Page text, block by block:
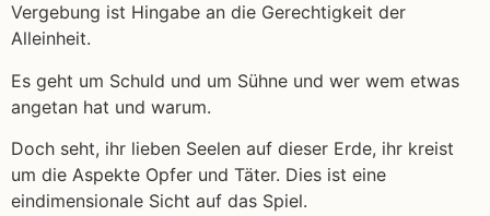
Vergebung ist Hingabe an die Gerechtigkeit der
Alleinheit.
Es geht um Schuld und um Sühne und wer wem etwas
angetan hat und warum.
Doch seht, ihr lieben Seelen auf dieser Erde, ihr kreist
um die Aspekte Opfer und Täter. Dies ist eine
eindimensionale Sicht auf das Spiel.